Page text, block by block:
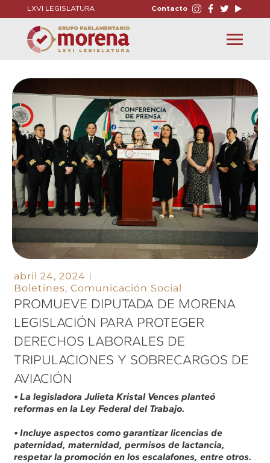
LXVI LEGISLATURA Contacto
Toggle
navigation
abril 24, 2024
Boletines,Comunicación Social
PROMUEVE DIPUTADA DE MORENA
LEGISLACIÓN PARA PROTEGER
DERECHOS LABORALES DE
TRIPULACIONES Y SOBRECARGOS DE
AVIACIÓN
• La legisladora Julieta Kristal Vences planteó
reformas en la Ley Federal del Trabajo.
• Incluye aspectos como garantizar licencias de
paternidad, maternidad, permisos de lactancia,
respetar la promoción en los escalafones, entre otros.